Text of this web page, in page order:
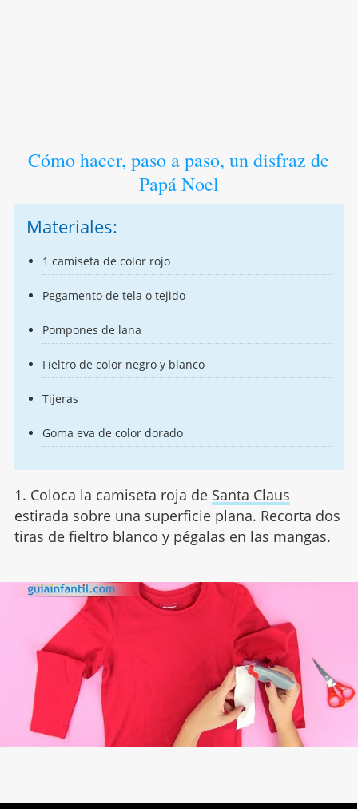
Cómo hacer, paso a paso, un disfraz de
Papá Noel
Materiales:
1 camiseta de color rojo
Pegamento de tela o tejido
Pompones de lana
Fieltro de color negro y blanco
Tijeras
Goma eva de color dorado
1. Coloca la camiseta roja de Santa Claus
estirada sobre una superficie plana. Recorta dos
tiras de fieltro blanco y pégalas en las mangas.